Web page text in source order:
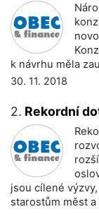
k návrhu měla
30. 11. 2018
2. Rekordní
jsou cílené
starostům měst a